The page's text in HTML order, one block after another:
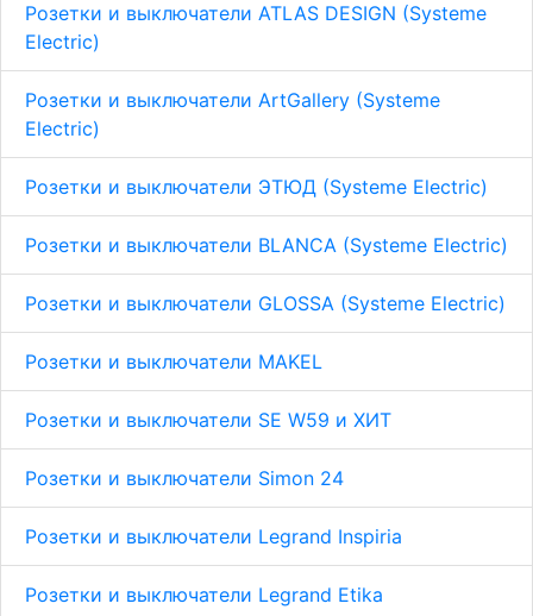
Розетки и выключатели ATLAS DESIGN (Systeme
Electric)
Розетки и выключатели ArtGallery (Systeme
Electric)
Розетки и выключатели ЭТЮД (Systeme Electric)
Розетки и выключатели BLANCA (Systeme Electric)
Розетки и выключатели GLOSSA (Systeme Electric)
Розетки и выключатели MAKEL
Розетки и выключатели SE W59 и ХИТ
Розетки и выключатели Simon 24
Розетки и выключатели Legrand Inspiria
Розетки и выключатели Legrand Etika